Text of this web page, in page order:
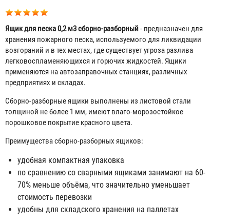
Ящик для песка 0,2 м3сборно-разборный- предназначен для
хранения пожарного песка, используемого для ликвидации
возгораний и в тех местах, где существует угроза разлива
легковоспламеняющихся и горючих жидкостей. Ящики
применяются на автозаправочных станциях, различных
предприятиях и складах.
Сборно-разборные ящики выполнены из листовой стали
толщиной не более 1 мм, имеют влаго-морозостойкое
порошковое покрытие красного цвета.
Преимущества сборно-разборных ящиков:
удобная компактная упаковка
по сравнению со сварными ящиками занимают на 60-
70% меньше объёма, что значительно уменьшает
стоимость перевозки
удобны для складского хранения на паллетах